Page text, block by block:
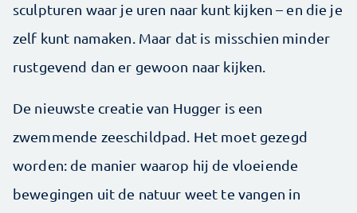
sculpturen waar je uren naar kunt kijken – en die je
zelf kunt namaken. Maar dat is misschien minder
rustgevend dan er gewoon naar kijken.
De nieuwste creatie van Hugger is een
zwemmende zeeschildpad. Het moet gezegd
worden: de manier waarop hij de vloeiende
bewegingen uit de natuur weet te vangen in